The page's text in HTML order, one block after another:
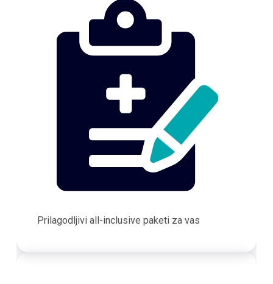
Prilagodljivi all-inclusive paketi za vas